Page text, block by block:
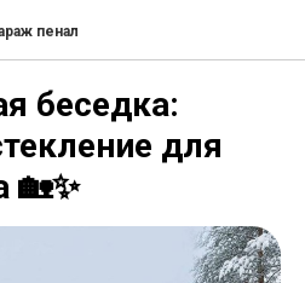
пенал
беседка:
для
🏡✨